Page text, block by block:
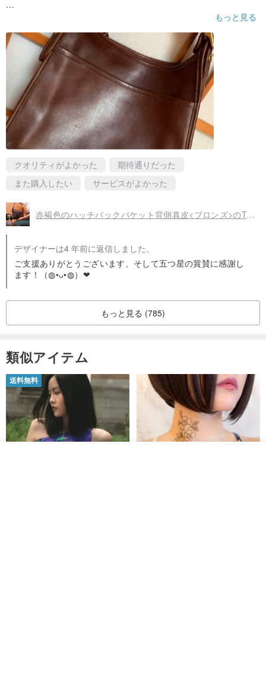
商品に大きな傷や汚れはなく、よく管理されていたものだと思い
ヴィンテージだからか鞄自体の重さはありますが、かわいいので
問題ないです。
色味は写真で見たものと同じで、期待通りでした。
また利用させていただきたいと思います。
ありがとうございました。
もっと見る
クオリティがよかった
期待通りだった
また購入したい
サービスがよかった
赤褐色のハッチバックパケット背側真皮<ブロンズ>のTsubasa.Y│COACHアンティークパッケージ014
デザイナーは4 年前に返信しました。
ご支援ありがとうございます、そして五つ星の賞賛に感謝し
ます！（◍•ᴗ•◍）❤
もっと見る (785)
類似アイテム
送料無料